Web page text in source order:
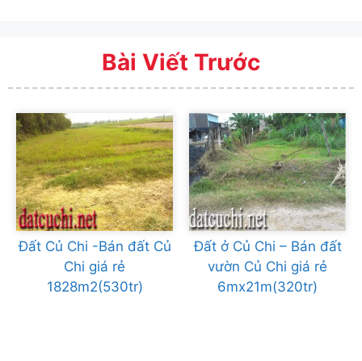
Bài Viết Trước
Đất Củ Chi -Bán đất Củ
Chi giá rẻ
1828m2(530tr)
Đất ở Củ Chi – Bán đất
vườn Củ Chi giá rẻ
6mx21m(320tr)